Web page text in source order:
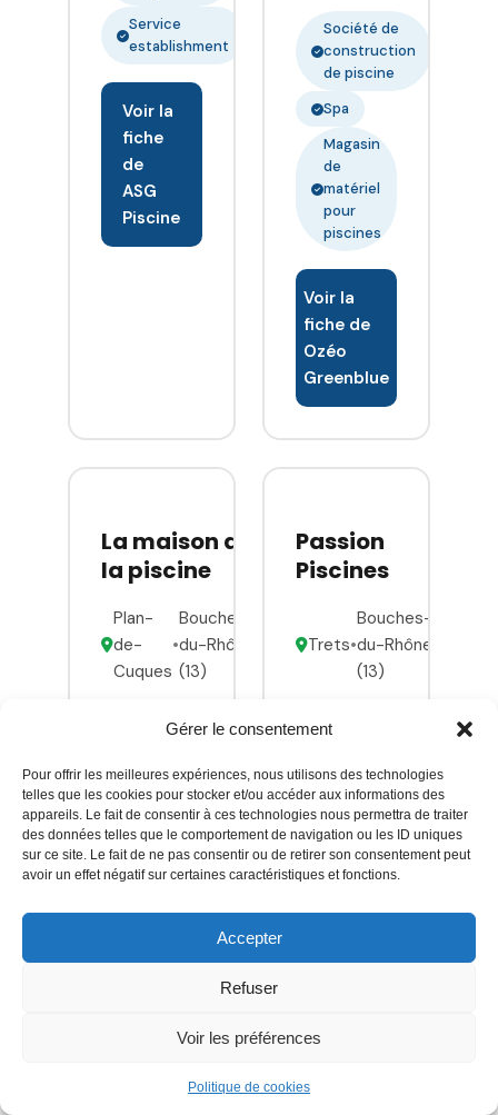
Gérer le consentement
Pour offrir les meilleures expériences, nous utilisons des technologies
telles que les cookies pour stocker et/ou accéder aux informations des
appareils. Le fait de consentir à ces technologies nous permettra de traiter
des données telles que le comportement de navigation ou les ID uniques
sur ce site. Le fait de ne pas consentir ou de retirer son consentement peut
avoir un effet négatif sur certaines caractéristiques et fonctions.
Accepter
Refuser
Voir les préférences
Politique de cookies
Service
establishment
Voir la
fiche
de
ASG
Piscine
Société de
construction
de piscine
Spa
Magasin
de
matériel
pour
piscines
Voir la
fiche de
Ozéo
Greenblue
La maison de
la piscine
Plan-
de-
Cuques
•
Bouches-
du-Rhône
(13)
(23)
Vérifié
Réponse
< 24h
Passion
Piscines
Trets•
Bouches-
du-Rhône
(13)
4,6
Vérifié
Réponse
< 24h
comme l'une